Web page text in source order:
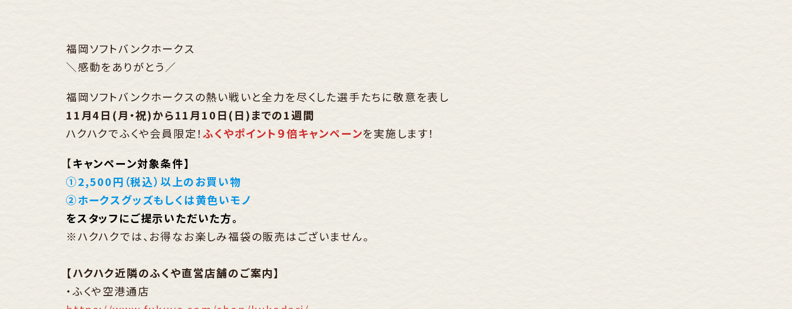
福岡ソフトバンクホークス
＼感動をありがとう／
福岡ソフトバンクホークスの熱い戦いと全力を尽くした選手たちに敬意を表し
11月4日(月・祝)から11月10日(日)までの1週間
ハクハクでふくや会員限定！ふくやポイント９倍キャンペーンを実施します！
【キャンペーン対象条件】
①2,500円（税込）以上のお買い物
②ホークスグッズもしくは黄色いモノ
をスタッフにご提示いただいた方。
※ハクハクでは、お得なお楽しみ福袋の販売はございません。
【ハクハク近隣のふくや直営店舗のご案内】
・ふくや空港通店